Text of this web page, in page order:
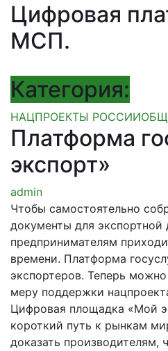
Цифровая
МСП.
Категория:
НАЦПРОЕКТЫ РОССИИ
Платформа
экспорт»
admin
Чтобы самостоятельно
документы для экспортной
предпринимателям
времени. Платформа
экспортеров. Теперь
меру поддержки
Цифровая площадка «Мой
короткий путь к рынкам
доказать производителям,